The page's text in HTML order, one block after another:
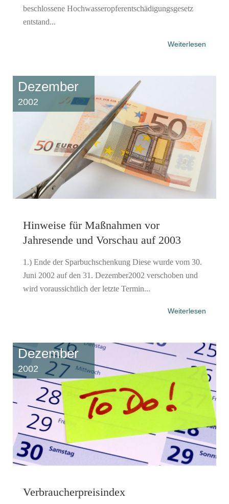
beschlossene Hochwasseropferentschädigungsgesetz
entstand...
Weiterlesen
Dezember
2002
Hinweise für Maßnahmen vor
Jahresende und Vorschau auf 2003
1.) Ende der Sparbuchschenkung Diese wurde vom 30.
Juni 2002 auf den 31. Dezember2002 verschoben und
wird voraussichtlich der letzte Termin...
Weiterlesen
Dezember
2002
Verbraucherpreisindex